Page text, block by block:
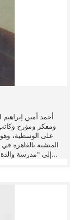
ومفكر ومؤرخ
على الوسطية،
إلى "مدرسة والدة عباس باشا الأول الابتدائية"، إلى "الأزهر"، إل...